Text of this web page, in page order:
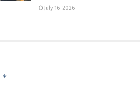
July 16, 2026
*